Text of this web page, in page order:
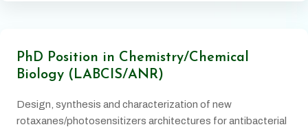
PhD Position in Chemistry/Chemical
Biology (LABCIS/ANR)
Design, synthesis and characterization of new
rotaxanes/photosensitizers architectures for antibacterial